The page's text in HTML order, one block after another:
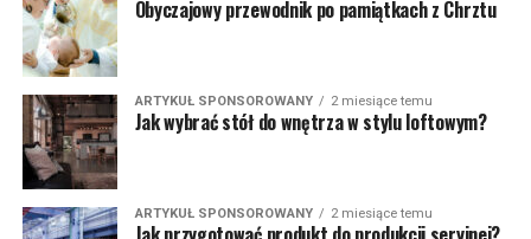
Obyczajowy przewodnik po pamiątkach z Chrztu
ARTYKUŁ SPONSOROWANY 2 miesiące temu
Jak wybrać stół do wnętrza w stylu loftowym?
ARTYKUŁ SPONSOROWANY 2 miesiące temu